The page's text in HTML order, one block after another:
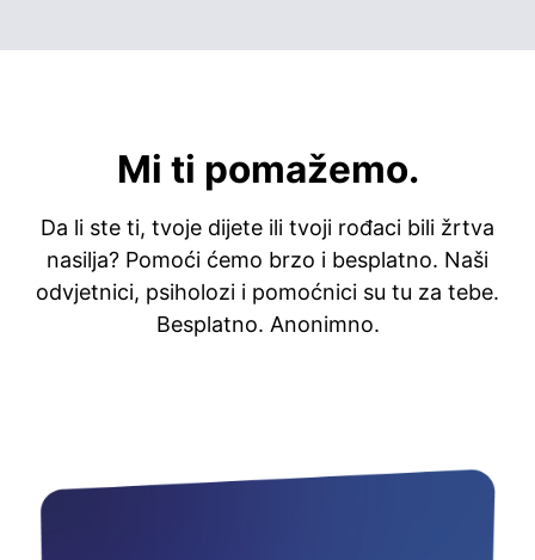
Mi ti pomažemo.
Da li ste ti, tvoje dijete ili tvoji rođaci bili žrtva
nasilja? Pomoći ćemo brzo i besplatno. Naši
odvjetnici, psiholozi i pomoćnici su tu za tebe.
Besplatno. Anonimno.